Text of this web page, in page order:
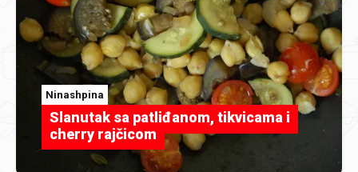
Ninashpina
Slanutak sa patliđanom, tikvicama i
cherry rajčicom